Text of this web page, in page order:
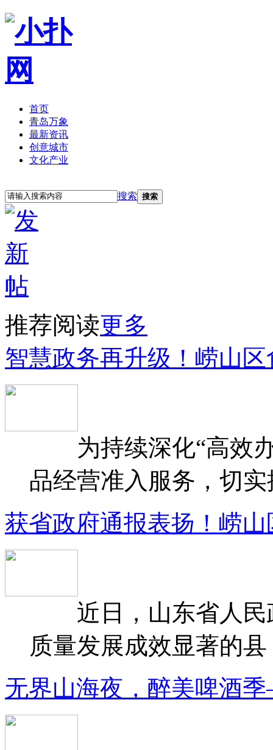
首页
青岛万象
最新资讯
创意城市
文化产业
搜索 搜索
推荐阅读更多
智慧政务再升级！崂山
为持续深化“高效办
品经营准入服务，切
获省政府通报表扬！崂
近日，山东省人民
质量发展成效显著的
无界山海夜，醉美啤酒